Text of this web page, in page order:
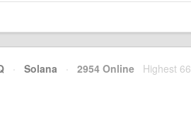
· Solana · 2954 Online Highest